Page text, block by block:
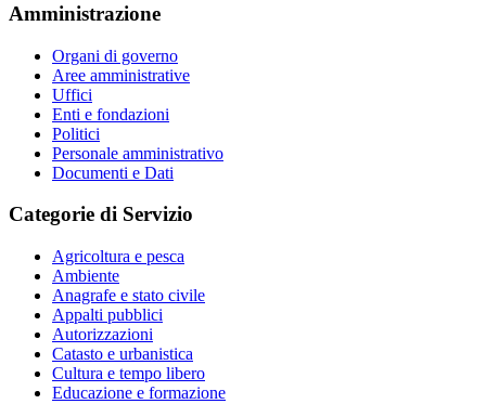
Amministrazione
Organi di governo
Aree amministrative
Uffici
Enti e fondazioni
Politici
Personale amministrativo
Documenti e Dati
Categorie di Servizio
Agricoltura e pesca
Ambiente
Anagrafe e stato civile
Appalti pubblici
Autorizzazioni
Catasto e urbanistica
Cultura e tempo libero
Educazione e formazione